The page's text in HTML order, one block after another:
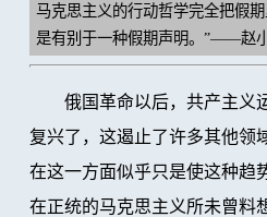
马克思主义的行动哲学完全把假
是有别于一种假期声明。”——赵
俄国革命以后，共产主义
复兴了，这遏止了许多其他领
在这一方面似乎只是使这种趋
在正统的马克思主义所未曾料